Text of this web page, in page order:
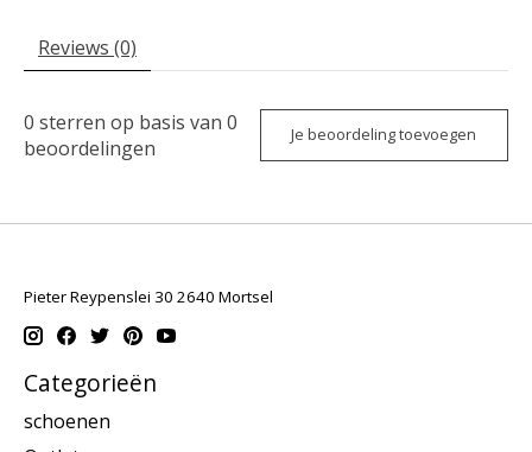
Reviews (0)
0 sterren op basis van 0
beoordelingen
Je beoordeling toevoegen
Pieter Reypenslei 30 2640 Mortsel
Categorieën
schoenen